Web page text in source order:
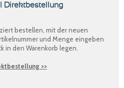
Direktbestellung
bestellen, mit der neuen
und Menge eingeben
in den Warenkorb legen.
>>